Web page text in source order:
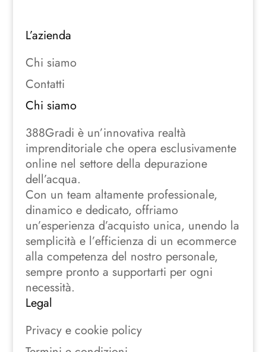
L’azienda
Chi siamo
Contatti
Chi siamo
388Gradi è un’innovativa realtà
imprenditoriale che opera esclusivamente
online nel settore della depurazione
dell’acqua.
Con un team altamente professionale,
dinamico e dedicato, offriamo
un’esperienza d’acquisto unica, unendo la
semplicità e l’efficienza di un ecommerce
alla competenza del nostro personale,
sempre pronto a supportarti per ogni
necessità.
Legal
Privacy e cookie policy